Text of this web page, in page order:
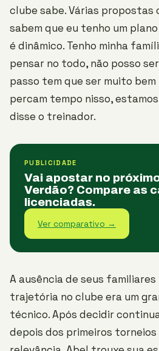
clube sabe. Várias propostas
sabem que eu tenho um
é dinâmico. Tenho minha
pensar no todo, não posso
passo tem que ser muito bem
percam tempo nisso,
disse o treinador.
PUBLICIDADE
Vai apostar no
Verdão? Compare as
licenciadas.
Ver comparativo →
A ausência de seus
trajetória no clube era um
técnico. Após decidir
depois dos primeiros torneios